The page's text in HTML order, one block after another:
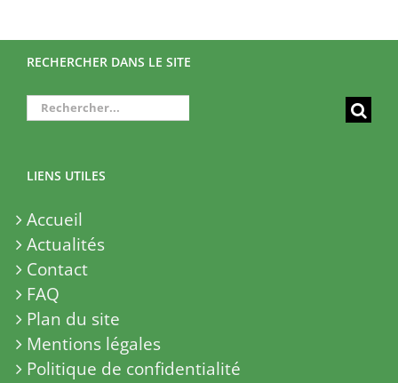
RECHERCHER DANS LE SITE
Rechercher:
LIENS UTILES
Accueil
Actualités
Contact
FAQ
Plan du site
Mentions légales
Politique de confidentialité